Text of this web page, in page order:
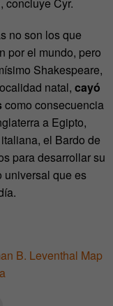
, concluye Cyr.
no son los que
por el mundo, pero
Shakespeare,
natal, cayó
como consecuencia
a Egipto,
el Bardo de
para desarrollar su
universal que es
B. Leventhal Map